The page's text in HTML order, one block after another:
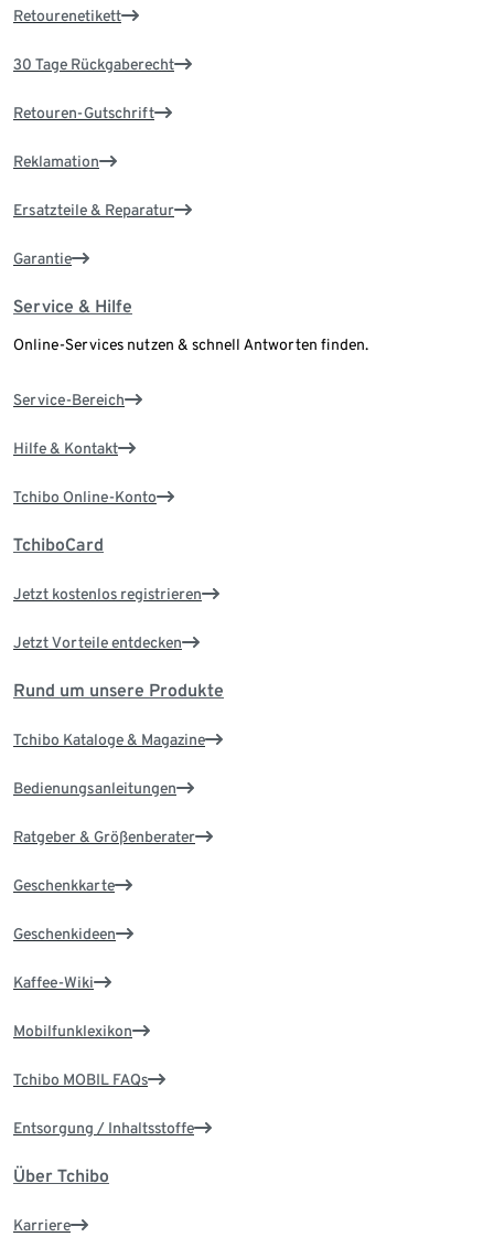
Retourenetikett
30 Tage Rückgaberecht
Retouren-Gutschrift
Reklamation
Ersatzteile & Reparatur
Garantie
Service & Hilfe
Online-Services nutzen & schnell Antworten finden.
Service-Bereich
Hilfe & Kontakt
Tchibo Online-Konto
TchiboCard
Jetzt kostenlos registrieren
Jetzt Vorteile entdecken
Rund um unsere Produkte
Tchibo Kataloge & Magazine
Bedienungsanleitungen
Ratgeber & Größenberater
Geschenkkarte
Geschenkideen
Kaffee-Wiki
Mobilfunklexikon
Tchibo MOBIL FAQs
Entsorgung / Inhaltsstoffe
Über Tchibo
Karriere